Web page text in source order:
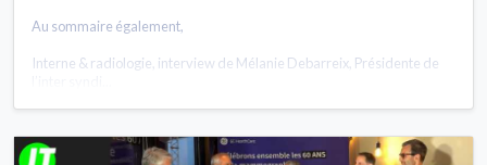
Au sommaire également,
Interne & radiologie, interview de Mélanie Debarreix, Présidente de